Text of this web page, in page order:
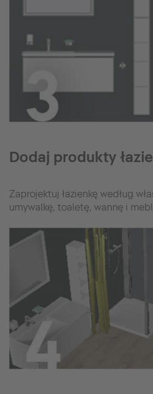
Dodaj produkty
Zaprojektuj łazienkę według
umywalkę, toaletę, wannę i